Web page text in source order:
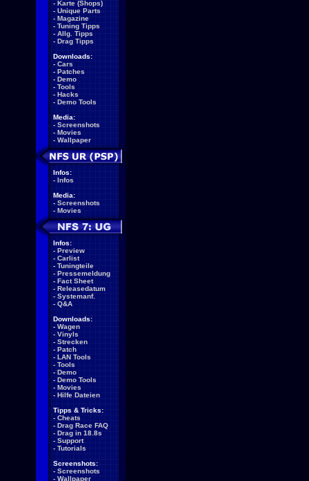
- Karte (Shops)
- Unique Parts
- Magazine
- Tuning Tipps
- Allg. Tipps
- Drag Tipps
Downloads:
- Cars
- Patches
- Demo
- Tools
- Hacks
- Demo Tools
Media:
- Screenshots
- Movies
- Wallpaper
Infos:
- Infos
Media:
- Screenshots
- Movies
Infos:
- Preview
- Carlist
- Tuningteile
- Pressemeldung
- Fact Sheet
- Releasedatum
- Systemanf.
- Q&A
Downloads:
- Wagen
- Vinyls
- Strecken
- Patch
- LAN Tools
- Tools
- Demo
- Demo Tools
- Movies
- Hilfe Dateien
Tipps & Tricks:
- Cheats
- Drag Race FAQ
- Drag in 18.8s
- Support
- Tutorials
Screenshots:
- Screenshots
- Wallpaper